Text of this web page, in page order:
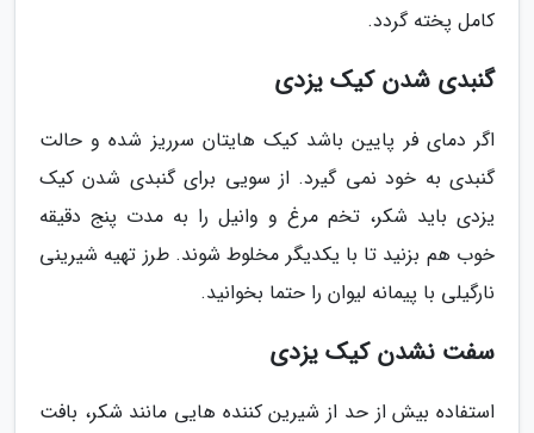
کامل پخته گردد.
گنبدی شدن کیک یزدی
اگر دمای فر پایین باشد کیک هایتان سرریز شده و حالت
گنبدی به خود نمی گیرد. از سویی برای گنبدی شدن کیک
یزدی باید شکر، تخم مرغ و وانیل را به مدت پنج دقیقه
خوب هم بزنید تا با یکدیگر مخلوط شوند. طرز تهیه شیرینی
نارگیلی با پیمانه لیوان را حتما بخوانید.
سفت نشدن کیک یزدی
استفاده بیش از حد از شیرین کننده هایی مانند شکر، بافت